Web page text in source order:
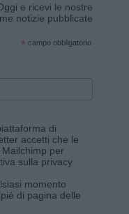
e ricevi le nostre
notizie pubblicate
* campo obbligatorio
di
accetti che le
per
sulla privacy
momento
di pagina delle